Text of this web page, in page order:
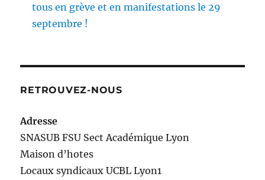
tous en grève et en manifestations le 29
septembre !
RETROUVEZ-NOUS
Adresse
SNASUB FSU Sect Académique Lyon
Maison d’hotes
Locaux syndicaux UCBL Lyon1